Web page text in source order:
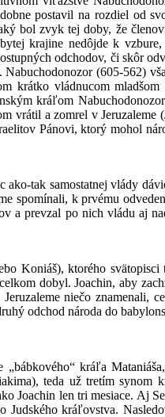
postavil na rozdiel od
bol zvyk tej doby, že
krajine nedôjde k vzbure,
odchodov, či skôr
(605-562)
krátko vládnucom mladšom
kráľom
vrátil a zomrel v Jeruzaleme
Pánovi, ktorý mohol
tak samostatnej vlády
spomínali, k prvému
a prevzal po nich vládu aj
Koniáš), ktorého svätopisci
dobyl. Joachin, aby
niečo znamenali,
odchod národa do
kráľa
teda už tretím synom
Joachin len tri mesiace. Aj
Judského kráľovstva.